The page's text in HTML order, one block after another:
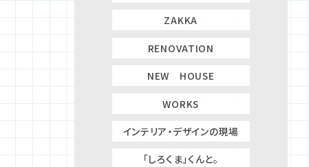
ZAKKA
RENOVATION
NEW HOUSE
WORKS
インテリア・デザインの現場
「しろくま」くんと。